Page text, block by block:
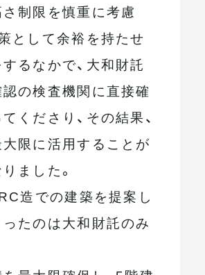
制限を慎重に考慮
として余裕を持たせ
るなかで、大和財託
の検査機関に直接確
くださり、その結果、
限に活用することが
ました。
造での建築を提案し
たのは大和財託のみ